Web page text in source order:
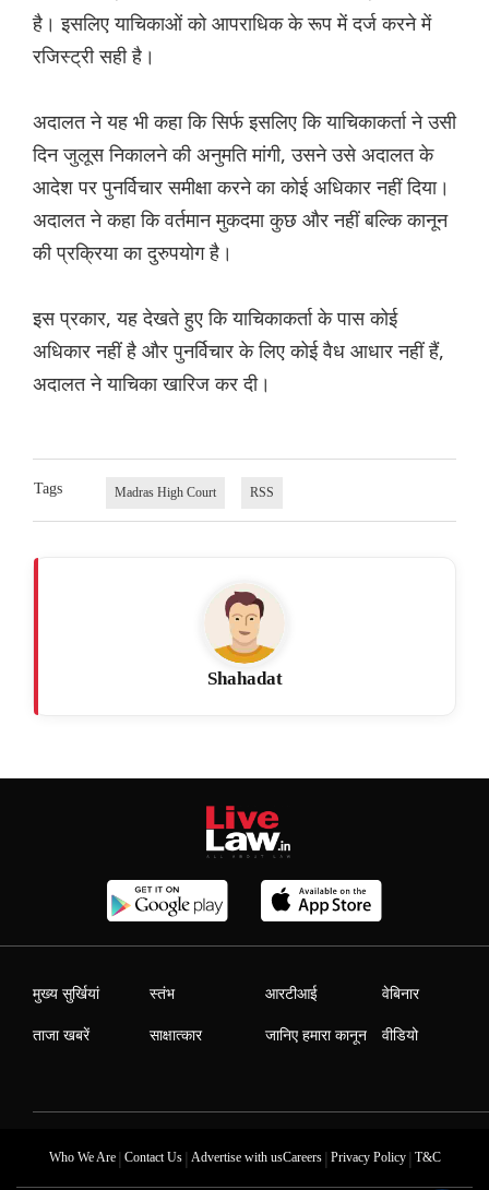
है। इसलिए याचिकाओं को आपराधिक के रूप में दर्ज करने में
रजिस्ट्री सही है।
अदालत ने यह भी कहा कि सिर्फ इसलिए कि याचिकाकर्ता ने उसी
दिन जुलूस निकालने की अनुमति मांगी, उसने उसे अदालत के
आदेश पर पुनर्विचार समीक्षा करने का कोई अधिकार नहीं दिया।
अदालत ने कहा कि वर्तमान मुकदमा कुछ और नहीं बल्कि कानून
की प्रक्रिया का दुरुपयोग है।
इस प्रकार, यह देखते हुए कि याचिकाकर्ता के पास कोई
अधिकार नहीं है और पुनर्विचार के लिए कोई वैध आधार नहीं हैं,
अदालत ने याचिका खारिज कर दी।
Tags Madras High Court RSS
Shahadat
मुख्य सुर्खियां
ताजा खबरें
स्तंभ
साक्षात्कार
आरटीआई
जानिए हमारा कानून
वेबिनार
वीडियो
Who We Are| Contact Us| Advertise with usCareers| Privacy Policy| T&C